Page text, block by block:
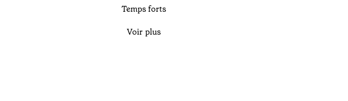
Temps forts
Voir plus